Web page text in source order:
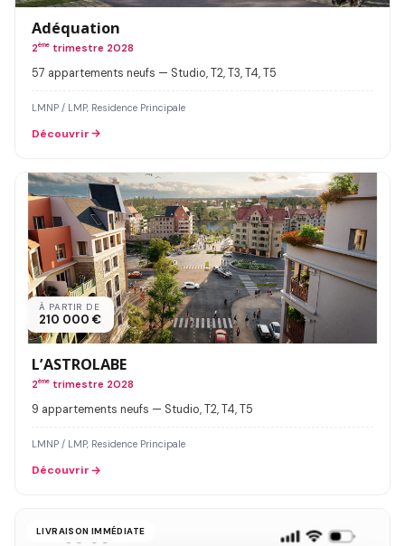
Adéquation
2ème trimestre 2028
57 appartements neufs — Studio, T2, T3, T4, T5
LMNP / LMP, Residence Principale
Découvrir
À PARTIR DE
210 000 €
L’ASTROLABE
2ème trimestre 2028
9 appartements neufs — Studio, T2, T4, T5
LMNP / LMP, Residence Principale
Découvrir
LIVRAISON IMMÉDIATE